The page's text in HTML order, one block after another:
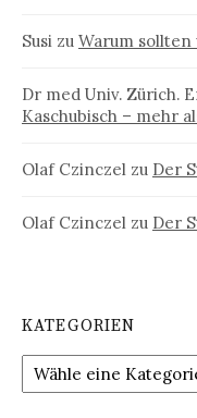
Susi zu Warum
Dr med Univ. Zürich.
Kaschubisch – mehr
Olaf Czinczel zu Der
Olaf Czinczel zu Der
KATEGORIEN